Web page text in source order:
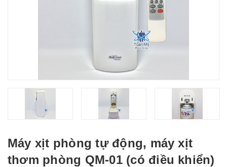
Máy xịt phòng tự động, máy xịt
thơm phòng QM-01 (có điều khiển)